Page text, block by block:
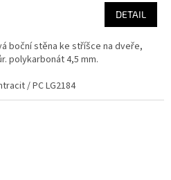
DETAIL
boční stěna ke stříšce na dveře,
polykarbonát 4,5 mm.
/ PC LG2184